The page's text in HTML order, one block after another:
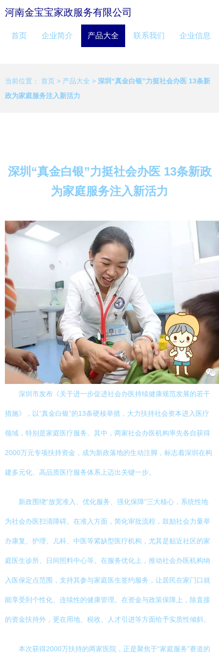
河南金宝宝家政服务有限公司
首页 企业简介 产品大全 联系我们 企业信息
当前位置： 首页 > 产品大全 > 深圳“真金白银”力挺社会办医 13条新
政为家庭服务注入新活力
深圳“真金白银”力挺社会办医 13条新政
为家庭服务注入新活力
深圳市发布《关于进一步促进社会办医持续健康规范发展的若干
措施》，以“真金白银”的13条硬核举措，大力扶持社会资本进入医疗
领域，特别是家庭医疗服务。其中，两家社会办医机构率先各自获得
2000万元专项扶持资金，成为新政落地的生动注脚，标志着深圳在构
建多元化、高品质医疗服务体系上迈出关键一步。
新政围绕“放宽准入、优化服务、强化保障”三大核心，系统性地
为社会办医扫清障碍。在准入方面，简化审批流程，鼓励社会力量举
办康复、护理、儿科、中医等紧缺型医疗机构，尤其是贴近社区的家
庭医生诊所、日间照料中心等。在服务优化上，推动社会办医机构纳
入医保定点范围，支持其参与家庭医生签约服务，让居民在家门口就
能享受到个性化、连续性的健康管理。在资金与政策保障上，除直接
的资金扶持外，更在用地、税收、人才引进等方面给予实质性倾斜。
本次获得2000万扶持的两家医院，正是聚焦于“家庭服务”赛道的